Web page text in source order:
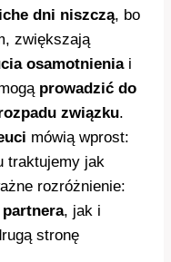
dni niszczą, bo
zwiększają
osamotnieniai
prowadzić do
związku.
mówią wprost:
traktujemy jak
rozróżnienie:
, jak i
stronę